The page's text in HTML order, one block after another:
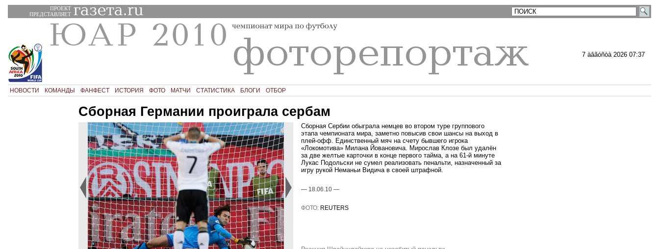
ПРОЕКТ
ПРЕДСТАВЛЯЕТ
7 àâãóñòà 2026 07:37
НОВОСТИ КОМАНДЫ ФАНФЕСТ ИСТОРИЯ ФОТО МАТЧИ СТАТИСТИКА БЛОГИ ОТБОР
Сборная Германии проиграла сербам
Сборная Сербии обыграла немцев во втором туре группового
этапа чемпионата мира, заметно повысив свои шансы на выход в
плей-офф. Единственный мяч на счету бывшего игрока
«Локомотива» Милана Йовановича. Мирослав Клозе был удалён
за две желтые карточки в конце первого тайма, а на 61-й минуте
Лукас Подольски не сумел реализовать пенальти, назначенный за
игру рукой Неманьи Видича в своей штрафной.
— 18.06.10 —
ФОТО: REUTERS